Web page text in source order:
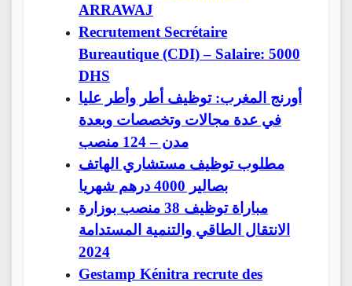
ARRAWAJ
Recrutement Secrétaire
Bureautique (CDI) – Salaire: 5000
DHS
أورنج المغرب: توظيف أطر وأطر عليا
في عدة مجالات وتخصصات وبعدة
مدن – 124 منصب
مطلوب توظيف مستشاري الهاتف
بصالير 4000 درهم شهريا
مباراة توظيف 38 منصب بوزارة
الانتقال الطاقي والتنمية المستدامة
2024
Gestamp Kénitra recrute des